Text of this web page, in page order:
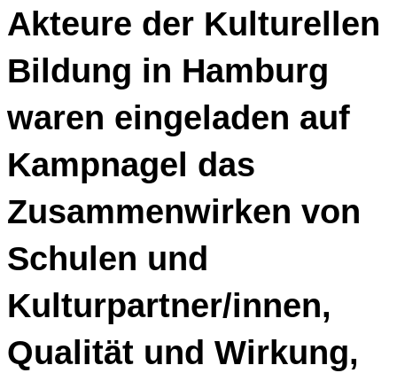
Akteure der Kulturellen
Bildung in Hamburg
waren eingeladen auf
Kampnagel das
Zusammen­wirken von
Schulen und
Kulturpartner/innen,
Qualität und Wirkung,